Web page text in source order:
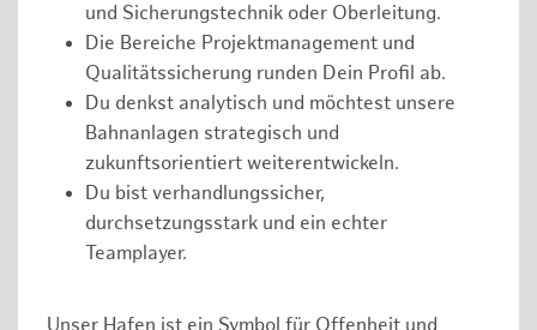
und Sicherungstechnik oder Oberleitung.
Die Bereiche Projektmanagement und
Qualitätssicherung runden Dein Profil ab.
Du denkst analytisch und möchtest unsere
Bahnanlagen strategisch und
zukunftsorientiert weiterentwickeln.
Du bist verhandlungssicher,
durchsetzungsstark und ein echter
Teamplayer.
Unser Hafen ist ein Symbol für Offenheit und